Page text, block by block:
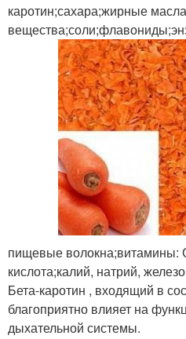
каротин;сахара;жирные
пищевые
кислота;калий, натрий,
Бета-каротин , входящий в
благоприятно влияет на
дыхательной системы.